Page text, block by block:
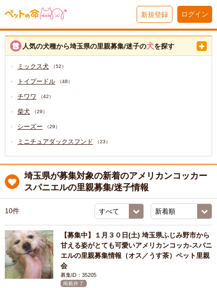
新規登録 ログイン
人気の犬種から埼玉県の里親募集/迷子の犬を探す
ミックス犬 （52）
トイプードル （48）
チワワ （42）
柴犬 （29）
シーズー （29）
ミニチュアダックスフンド （23）
埼玉県が募集対象の新着のアメリカンコッカー
スパニエルの里親募集/迷子情報
10件
【募集中】１月３０日(土) 埼玉県ふじみ野市から
甘える姿がとても可愛いアメリカンコッカ-スパニ
エルの里親募集情報（オス／うす茶）ペット里親
会
募集ID：35205
掲載終了